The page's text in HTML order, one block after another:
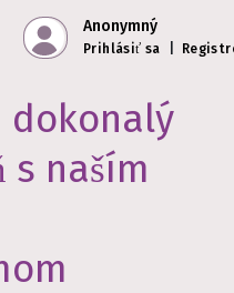
Anonymný
Prihlásiť sa
dokonalý
s naším